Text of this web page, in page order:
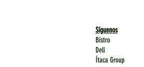
Síguenos
Bistro
Deli
Ítaca Group